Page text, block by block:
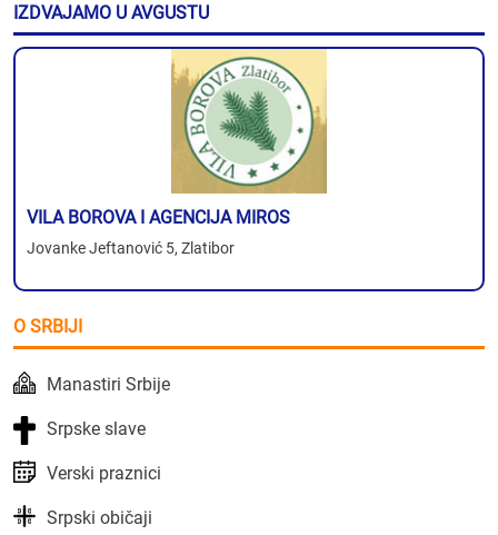
IZDVAJAMO U AVGUSTU
VILA BOROVA I AGENCIJA MIROS
Jovanke Jeftanović 5, Zlatibor
O SRBIJI
Manastiri Srbije
Srpske slave
Verski praznici
Srpski običaji